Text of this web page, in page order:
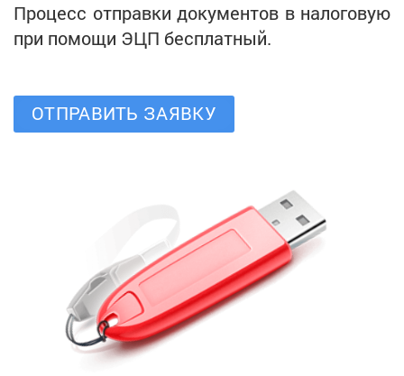
Процесс отправки документов в налоговую
при помощи ЭЦП бесплатный.
ОТПРАВИТЬ ЗАЯВКУ